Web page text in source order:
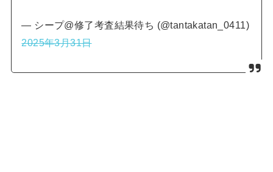
— シープ@修了考査結果待ち (@tantakatan_0411)
2025年3月31日